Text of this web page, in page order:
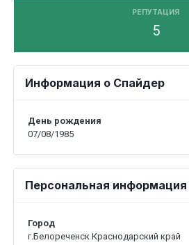
РЕПУТАЦИЯ
5
Информация о Спайдер
День рождения
07/08/1985
Персональная информация
Город
г.Белореченск Краснодарский край